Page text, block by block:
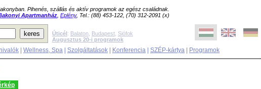
Pihenés, szállás és aktív programok az egész családnak.
Apartmanház Eplény, Tel.: (88) 453-122, (70) 312-2091 (x)
Úticél: Balaton Budapest Siófok
Augusztus 20-i programok
Wellness, Spa Szolgáltatások Konferencia SZÉP-kártya Programok